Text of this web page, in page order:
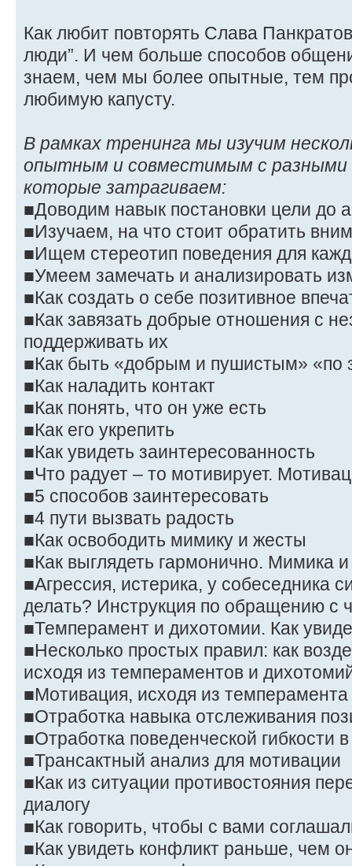
Как любит повторять Слава
люди”. И чем больше способов
знаем, чем мы более опытные, тем
любимую капусту.
В рамках тренинга мы изучим
опытным и совместимым с
которые затрагиваем:
■Доводим навык постановки цели до
■Изучаем, на что стоит обратить
■Ищем стереотип поведения для
■Умеем замечать и анализировать
■Как создать о себе позитивное
■Как завязать добрые отношения с
поддерживать их
■Как быть «добрым и пушистым» «по
■Как наладить контакт
■Как понять, что он уже есть
■Как его укрепить
■Как увидеть заинтересованность
■Что радует – то мотивирует.
■5 способов заинтересовать
■4 пути вызвать радость
■Как освободить мимику и жесты
■Как выглядеть гармонично. Мимика
■Агрессия, истерика, у собеседника
делать? Инструкция по обращению с
■Темперамент и дихотомии. Как
■Несколько простых правил: как
исходя из темпераментов и
■Мотивация, исходя из
■Отработка навыка отслеживания
■Отработка поведенческой гибкости
■Трансактный анализ для мотивации
■Как из ситуации противостояния
диалогу
■Как говорить, чтобы с вами
■Как увидеть конфликт раньше, чем